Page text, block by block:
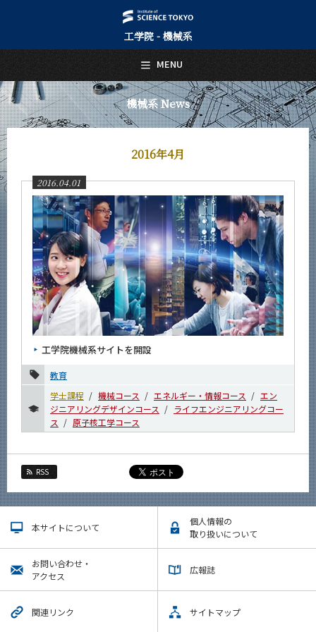
工学院 - 機械系
機械系 News
2016年4月
2016.04.01
工学院機械系サイトを開設
教育
学士課程
機械コース エネルギー・情報コース
エン
ジニアリングデザインコース
ライフエンジニアリングコー
ス
原子核工学コース
RSS
本サイトについて
個人情報の
取り扱いについて
お問い合わせ・
アクセス
広報誌
関連リンク サイトマップ
MENU
日本語 English
トップページ
Top Page
機械系について
About Us
教員・研究室
Faculty and Laboratories
未来
Future
入学案内
Admissions
機械系 News
News
News 一覧
カテゴリ別
課程別
月別
2026年
2022年
2021年